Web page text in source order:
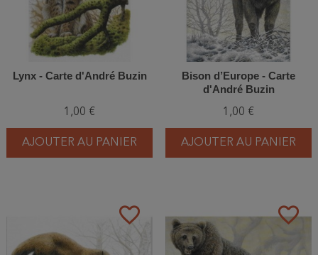
Lynx - Carte d'André Buzin
1,00 €
AJOUTER AU PANIER
Bison d’Europe - Carte
d'André Buzin
1,00 €
AJOUTER AU PANIER
favorite_border favorite_border